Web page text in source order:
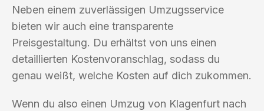
Neben einem zuverlässigen Umzugsservice
bieten wir auch eine transparente
Preisgestaltung. Du erhältst von uns einen
detaillierten Kostenvoranschlag, sodass du
genau weißt, welche Kosten auf dich zukommen.
Wenn du also einen Umzug von Klagenfurt nach